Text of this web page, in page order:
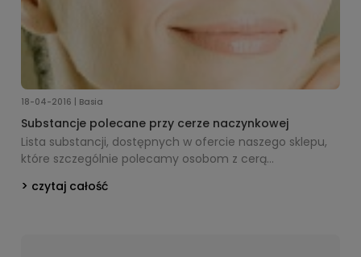
18-04-2016 | Basia
Substancje polecane przy cerze naczynkowej
Lista substancji, dostępnych w ofercie naszego sklepu,
które szczególnie polecamy osobom z cerą
czytaj całość